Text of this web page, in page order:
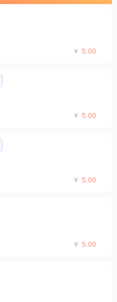
￥ 5.00
￥ 5.00
￥ 5.00
￥ 5.00